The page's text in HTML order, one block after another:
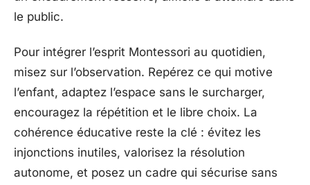
le public.
Pour intégrer l’esprit Montessori au quotidien,
misez sur l’observation. Repérez ce qui motive
l’enfant, adaptez l’espace sans le surcharger,
encouragez la répétition et le libre choix. La
cohérence éducative reste la clé : évitez les
injonctions inutiles, valorisez la résolution
autonome, et posez un cadre qui sécurise sans